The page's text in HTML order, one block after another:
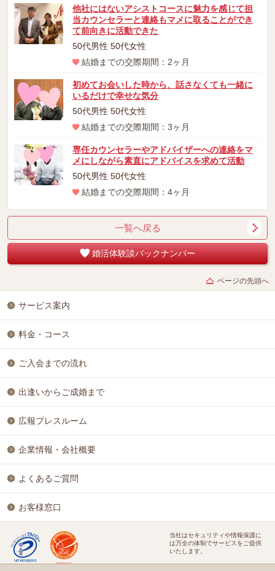
他社にはないアシストコースに魅力を感じて担
当カウンセラーと連絡もマメに取ることができ
て前向きに活動できた
50代男性 50代女性
結婚までの交際期間：2ヶ月
初めてお会いした時から、話さなくても一緒に
いるだけで幸せな気分
50代男性 50代女性
結婚までの交際期間：3ヶ月
専任カウンセラーやアドバイザーへの連絡をマ
メにしながら素直にアドバイスを求めて活動
50代男性 50代女性
結婚までの交際期間：4ヶ月
一覧へ戻る
婚活体験談バックナンバー
ページの先頭へ
サービス案内
料金・コース
ご入会までの流れ
出逢いからご成婚まで
広報プレスルーム
企業情報・会社概要
よくあるご質問
お客様窓口
当社はセキュリティや情報保護に
は万全の体制でサービスをご提供
いたします。